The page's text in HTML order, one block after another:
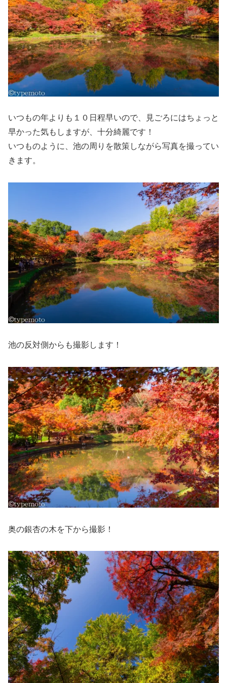
いつもの年よりも１０日程早いので、見ごろにはちょっと
早かった気もしますが、十分綺麗です！
いつものように、池の周りを散策しながら写真を撮ってい
きます。
池の反対側からも撮影します！
奥の銀杏の木を下から撮影！